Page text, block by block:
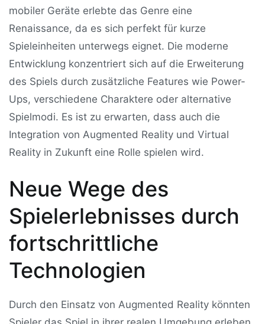
mobiler Geräte erlebte das Genre eine
Renaissance, da es sich perfekt für kurze
Spieleinheiten unterwegs eignet. Die moderne
Entwicklung konzentriert sich auf die Erweiterung
des Spiels durch zusätzliche Features wie Power-
Ups, verschiedene Charaktere oder alternative
Spielmodi. Es ist zu erwarten, dass auch die
Integration von Augmented Reality und Virtual
Reality in Zukunft eine Rolle spielen wird.
Neue Wege des
Spielerlebnisses durch
fortschrittliche
Technologien
Durch den Einsatz von Augmented Reality könnten